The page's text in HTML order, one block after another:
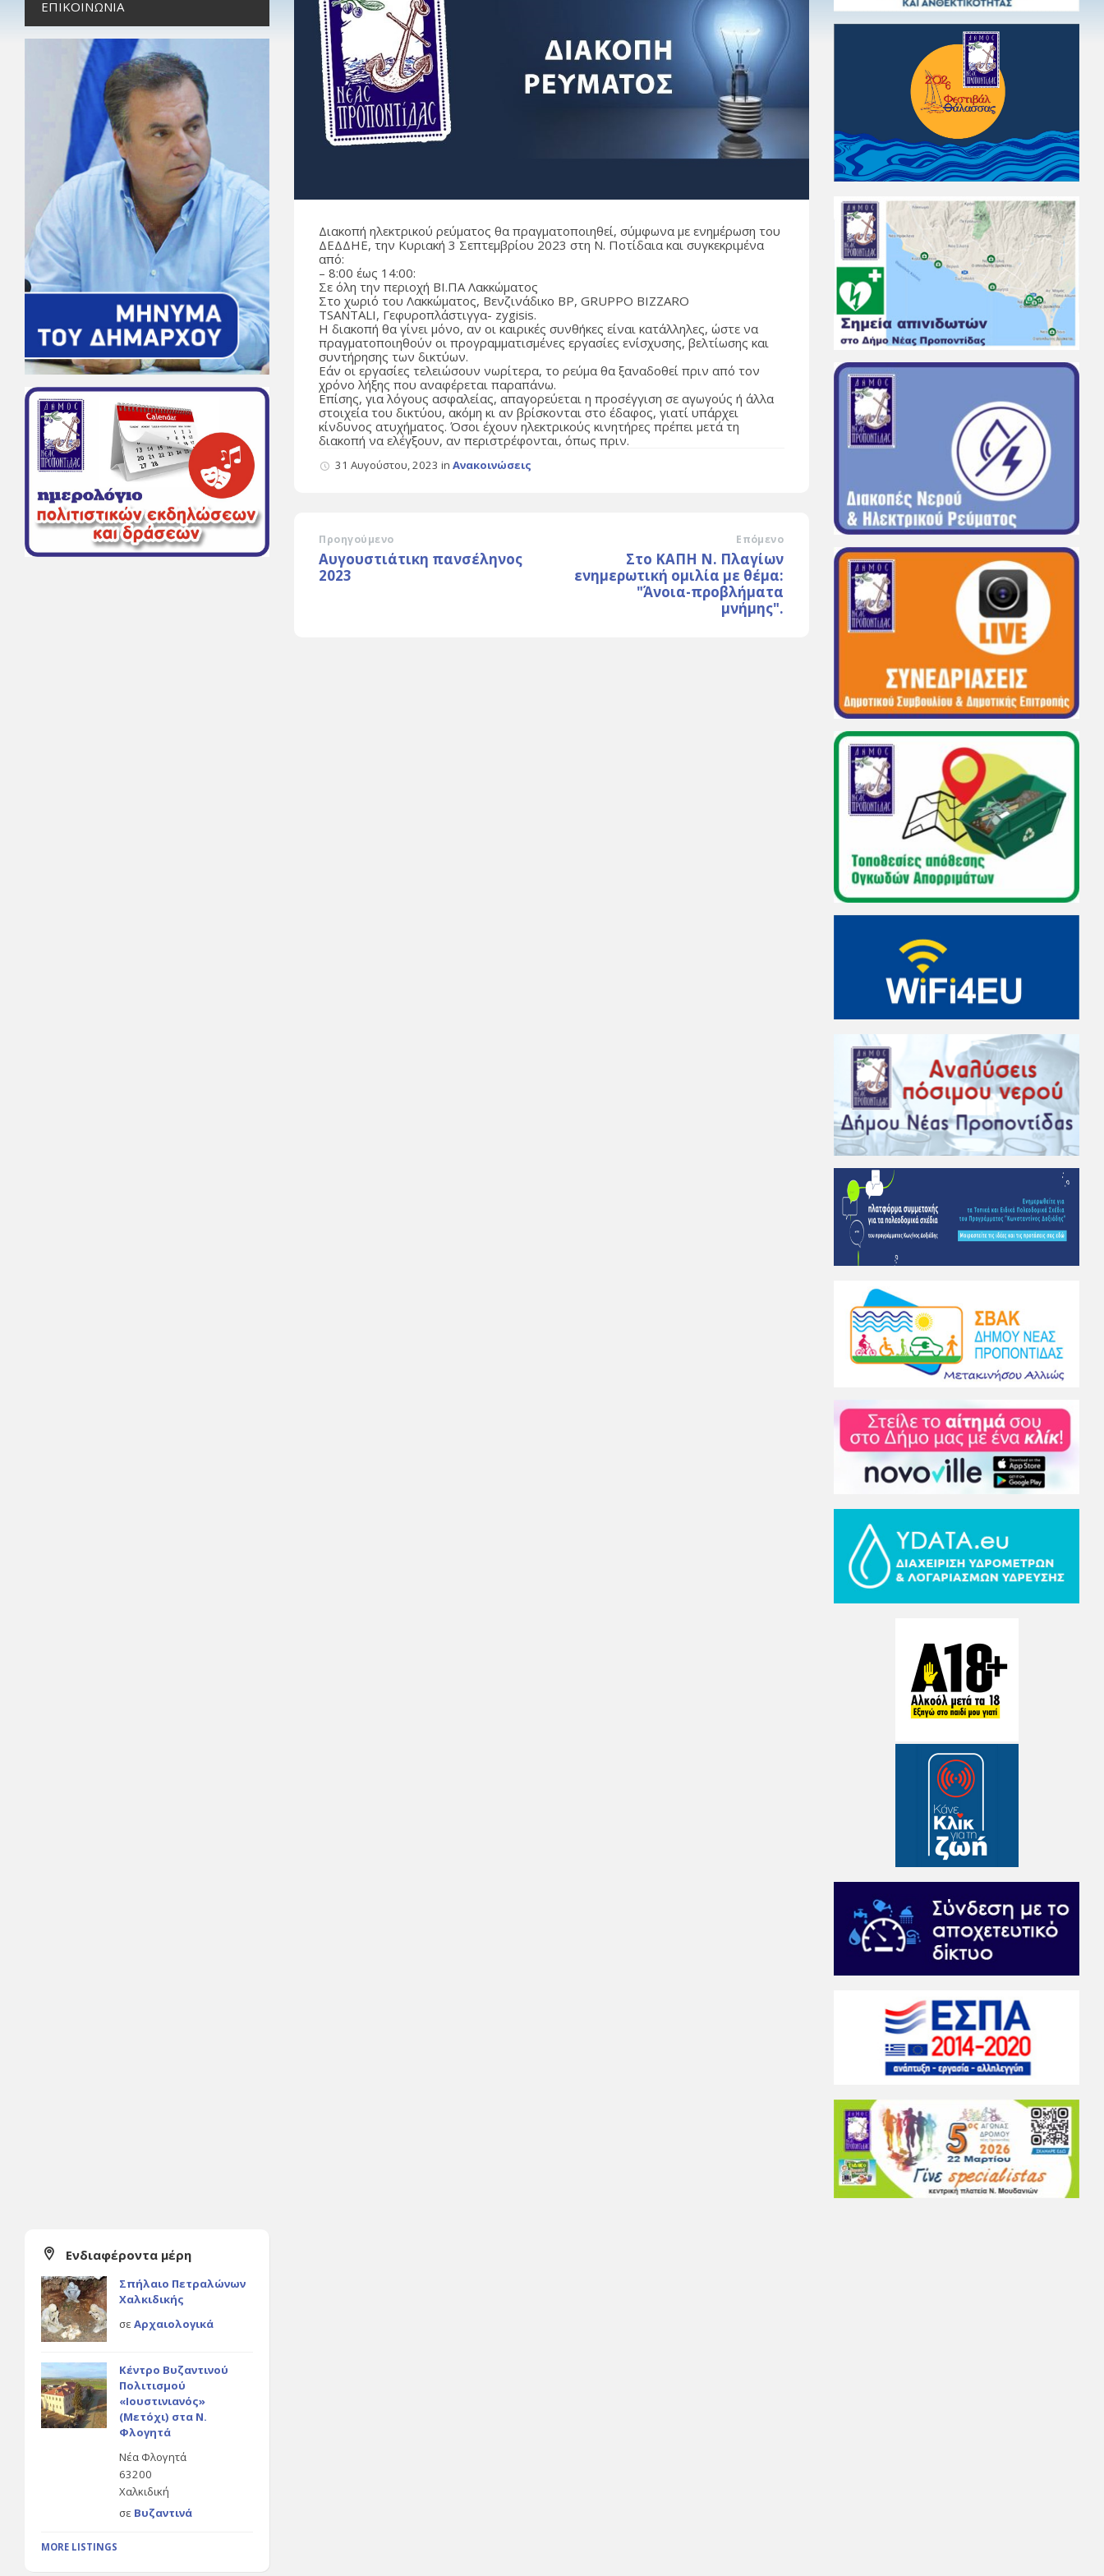
Διακοπή ηλεκτρικού ρεύματος θα πραγματοποιηθεί, σύμφωνα με ενημέρωση του
ΔΕΔΔΗΕ, την Κυριακή 3 Σεπτεμβρίου 2023 στη Ν. Ποτίδαια και συγκεκριμένα
από:
– 8:00 έως 14:00:
Σε όλη την περιοχή ΒΙ.ΠΑ Λακκώματος
Στο χωριό του Λακκώματος, Βενζινάδικο ΒΡ, GRUPPO BIZZARO
TSANTALI, Γεφυροπλάστιγγα- zygisis.
Η διακοπή θα γίνει μόνο, αν οι καιρικές συνθήκες είναι κατάλληλες, ώστε να
πραγματοποιηθούν οι προγραμματισμένες εργασίες ενίσχυσης, βελτίωσης και
συντήρησης των δικτύων.
Εάν οι εργασίες τελειώσουν νωρίτερα, το ρεύμα θα ξαναδοθεί πριν από τον
χρόνο λήξης που αναφέρεται παραπάνω.
Επίσης, για λόγους ασφαλείας, απαγορεύεται η προσέγγιση σε αγωγούς ή άλλα
στοιχεία του δικτύου, ακόμη κι αν βρίσκονται στο έδαφος, γιατί υπάρχει
κίνδυνος ατυχήματος. Όσοι έχουν ηλεκτρικούς κινητήρες πρέπει μετά τη
διακοπή να ελέγξουν, αν περιστρέφονται, όπως πριν.
31 Αυγούστου, 2023inΑνακοινώσεις
Προηγούμενο
Αυγουστιάτικη πανσέληνος
2023
Επόμενο
Στο ΚΑΠΗ Ν. Πλαγίων
ενημερωτική ομιλία με θέμα:
"Άνοια-προβλήματα
μνήμης".
ΕΠΙΚΟΙΝΩΝΊΑ
Ενδιαφέροντα μέρη
Σπήλαιο Πετραλώνων
Χαλκιδικής
σε Αρχαιολογικά
Κέντρο Βυζαντινού
Πολιτισμού
«Ιουστινιανός»
(Μετόχι) στα Ν.
Φλογητά
Νέα Φλογητά
63200
Χαλκιδική
σε Βυζαντινά
MORE LISTINGS